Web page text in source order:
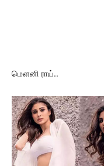
மௌனி ராய்..